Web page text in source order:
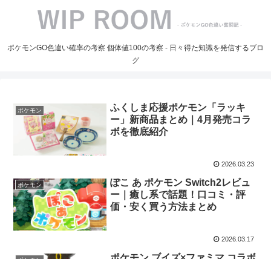
ポケモンGO色違い確率の考察 個体値100の考察 - 日々得た知識を発信するブロ
グ
ポケモン
ふくしま応援ポケモン「ラッキ
ー」新商品まとめ｜4月発売コラ
ボを徹底紹介
2026.03.23
ポケモン
ぽこ あ ポケモン Switch2レビュ
ー｜癒し系で話題！口コミ・評
価・安く買う方法まとめ
2026.03.17